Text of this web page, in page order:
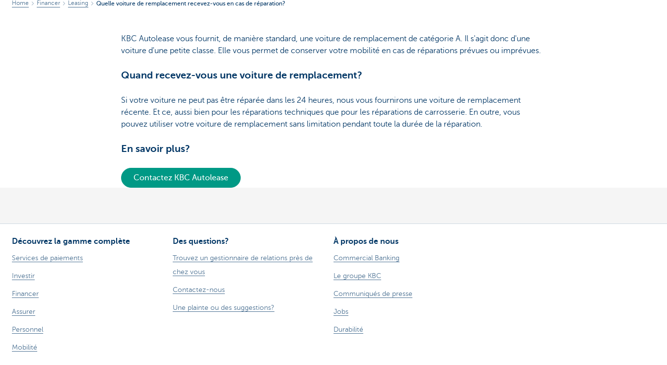
Home Financer Leasing Quelle voiture de remplacement recevez-vous en cas de réparation?
KBC Autolease vous fournit, de manière standard, une voiture de remplacement de catégorie A. Il s'agit donc d'une
voiture d'une petite classe. Elle vous permet de conserver votre mobilité en cas de réparations prévues ou imprévues.
Quand recevez-vous une voiture de remplacement?
Si votre voiture ne peut pas être réparée dans les 24 heures, nous vous fournirons une voiture de remplacement
récente. Et ce, aussi bien pour les réparations techniques que pour les réparations de carrosserie. En outre, vous
pouvez utiliser votre voiture de remplacement sans limitation pendant toute la durée de la réparation.
En savoir plus?
Contactez KBC Autolease
Découvrez la gamme complète
Services de paiements
Investir
Financer
Assurer
Personnel
Mobilité
Des questions?
Trouvez un gestionnaire de relations près de
chez vous
Contactez-nous
Une plainte ou des suggestions?
À propos de nous
Commercial Banking
Le groupe KBC
Communiqués de presse
Jobs
Durabilité